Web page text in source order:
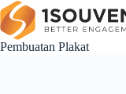
Skip
to
content
Pembuatan Plakat